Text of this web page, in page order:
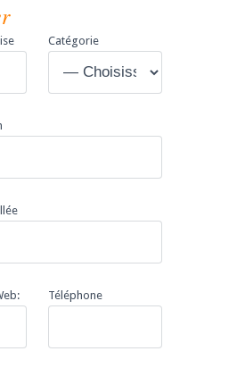
Catégorie
Téléphone